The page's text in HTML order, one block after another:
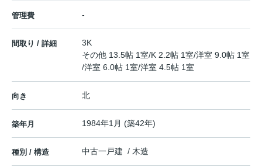
管理費 -
間取り / 詳細
3K
その他 13.5帖 1室/K 2.2帖 1室/洋室 9.0帖 1室
/洋室 6.0帖 1室/洋室 4.5帖 1室
向き 北
築年月 1984年1月 (築42年)
種別 / 構造 中古一戸建 / 木造